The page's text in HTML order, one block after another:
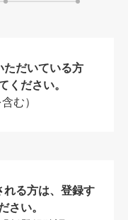
だいている方
ください。
む）
る方は、登録す
さい。